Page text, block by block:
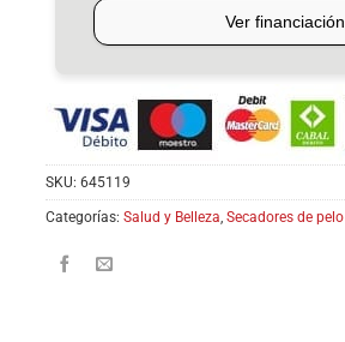
SKU: 645119
Categorías: Salud y Belleza, Secadores de pelo